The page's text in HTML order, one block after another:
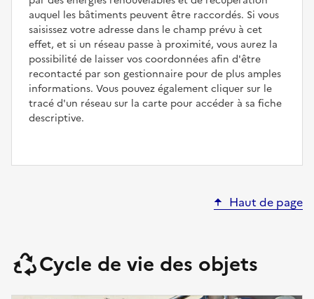
auquel les bâtiments peuvent être raccordés. Si vous
saisissez votre adresse dans le champ prévu à cet
effet, et si un réseau passe à proximité, vous aurez la
possibilité de laisser vos coordonnées afin d'être
recontacté par son gestionnaire pour de plus amples
informations. Vous pouvez également cliquer sur le
tracé d'un réseau sur la carte pour accéder à sa fiche
descriptive.
Haut de page
Cycle de vie des objets